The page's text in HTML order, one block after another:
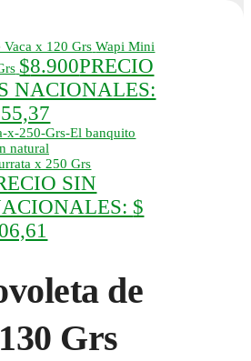
Wapi Mini
$8.900PRECIO
NACIONALES:
x 250 Grs
SIN
$
de
Grs